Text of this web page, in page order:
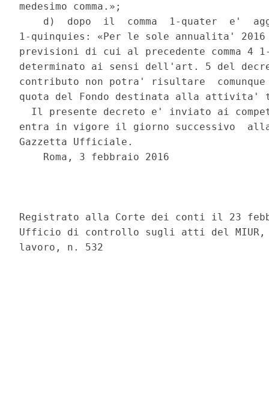
medesimo comma.»;
d)  dopo  il  comma  1-quater  e'
1-quinquies: «Per le sole annualita'
previsioni di cui al precedente comma 4
determinato ai sensi dell'art. 5 del
contributo non potra' risultare
quota del Fondo destinata alla
Il presente decreto e' inviato ai
entra in vigore il giorno successivo
Gazzetta Ufficiale.
    Roma, 3 febbraio 2016
Registrato alla Corte dei conti il 23
Ufficio di controllo sugli atti del MIUR,